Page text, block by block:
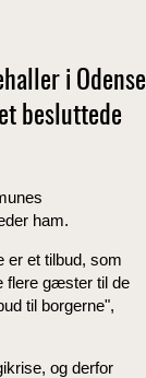
i Odense
besluttede
ham.
er et tilbud, som
flere gæster til de
til borgerne",
og derfor